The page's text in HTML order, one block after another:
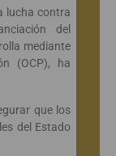
lucha contra
del
mediante
(OCP), ha
que los
del Estado